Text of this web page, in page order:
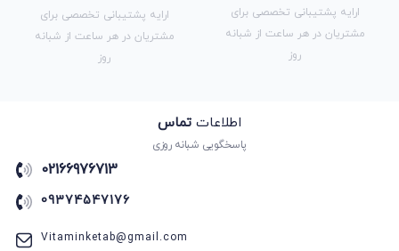
ارایه پشتیبانی تخصصی برای
مشتریان در هر ساعت از شبانه
روز
ارایه پشتیبانی تخصصی برای
مشتریان در هر ساعت از شبانه
روز
اطلاعات تماس
پاسخگویی شبانه روزی
02166976713
09374547176
Vitaminketab@gmail.com